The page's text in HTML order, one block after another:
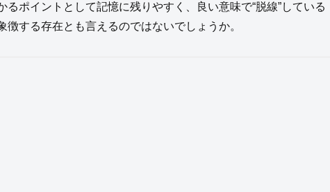
ポイントとして記憶に残りやすく、良い意味で“脱線”している
する存在とも言えるのではないでしょうか。